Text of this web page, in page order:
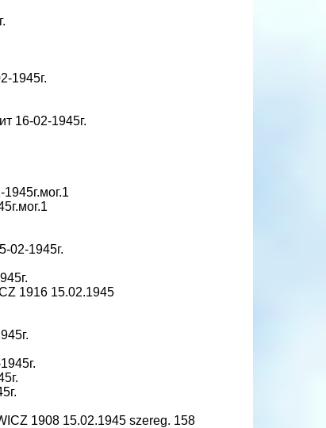
1945г.
16-02-1945г.
02-1945г.
1916 15.02.1945
1908 15.02.1945 szereg. 158